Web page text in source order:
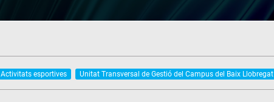
Activitats esportives Unitat Transversal de Gestió del Campus del Baix Llobregat